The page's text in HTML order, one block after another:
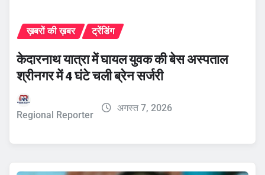
ख़बरों की ख़बर ट्रेंडिंग
केदारनाथ यात्रा में घायल युवक की बेस अस्पताल
श्रीनगर में 4 घंटे चली ब्रेन सर्जरी
Regional Reporter
अगस्त 7, 2026